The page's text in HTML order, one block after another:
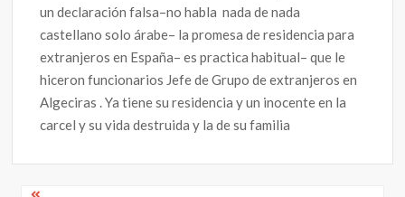
un declaración falsa–no habla nada de nada
castellano solo árabe– la promesa de residencia para
extranjeros en España– es practica habitual– que le
hiceron funcionarios Jefe de Grupo de extranjeros en
Algeciras . Ya tiene su residencia y un inocente en la
carcel y su vida destruida y la de su familia